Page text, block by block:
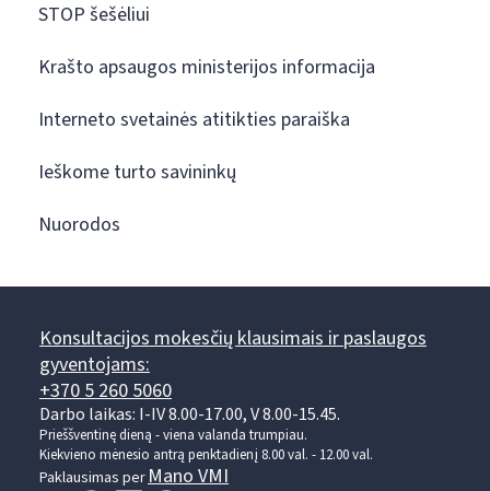
STOP šešėliui
Krašto apsaugos ministerijos informacija
Interneto svetainės atitikties paraiška
Ieškome turto savininkų
Nuorodos
Konsultacijos mokesčių klausimais ir paslaugos
gyventojams:
+370 5 260 5060
Darbo laikas: I-IV 8.00-17.00, V 8.00-15.45.
Prieššventinę dieną - viena valanda trumpiau.
Kiekvieno mėnesio antrą penktadienį 8.00 val. - 12.00 val.
Paklausimas perMano VMI